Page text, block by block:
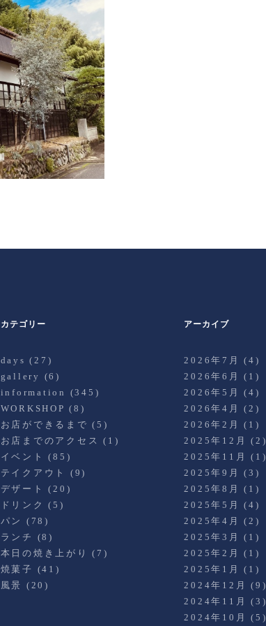
カテゴリー
days (27)
gallery (6)
information
(345)
WORKSHOP (8)
お店ができるまで (5)
お店までのアクセス
(1)
イベント
(85)
テイクアウト
(9)
デザート
(20)
ドリンク
(5)
パン
(78)
ランチ
(8)
本日の焼き上がり
(7)
焼菓子 (41)
風景 (20)
アーカイブ
2026年7月
(4)
2026年6月
(1)
2026年5月
(4)
2026年4月
(2)
2026年2月
(1)
2025年12月
(2)
2025年11月
(1)
2025年9月
(3)
2025年8月
(1)
2025年5月
(4)
2025年4月
(2)
2025年3月
(1)
2025年2月
(1)
2025年1月
(1)
2024年12月
(9)
2024年11月
(3)
2024年10月
(5)